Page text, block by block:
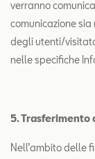
verranno
comunicazione
degli utenti/
nelle specifiche
5. Trasferimento
Nell’ambito delle